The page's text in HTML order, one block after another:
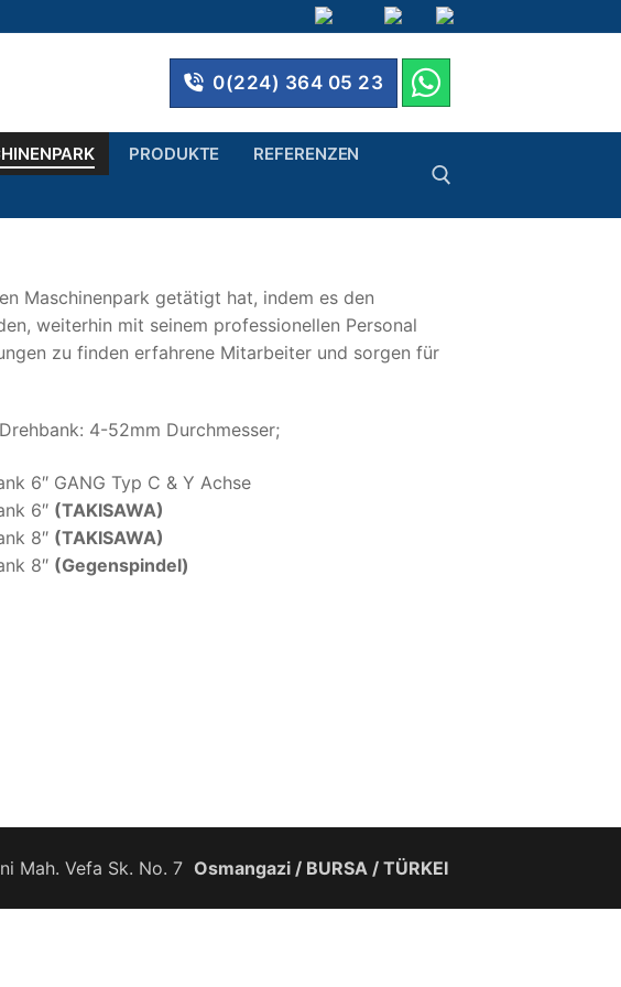
0(224) 364 05 23
PRODUKTE REFERENZEN
Maschinenpark getätigt hat, indem es den
weiterhin mit seinem professionellen Personal
zu finden erfahrene Mitarbeiter und sorgen für
4-52mm Durchmesser;
6″ GANG Typ C & Y Achse
6″ (TAKISAWA)
8″ (TAKISAWA)
8″ (Gegenspindel)
Mah. Vefa Sk. No. 7 Osmangazi / BURSA / TÜRKEI